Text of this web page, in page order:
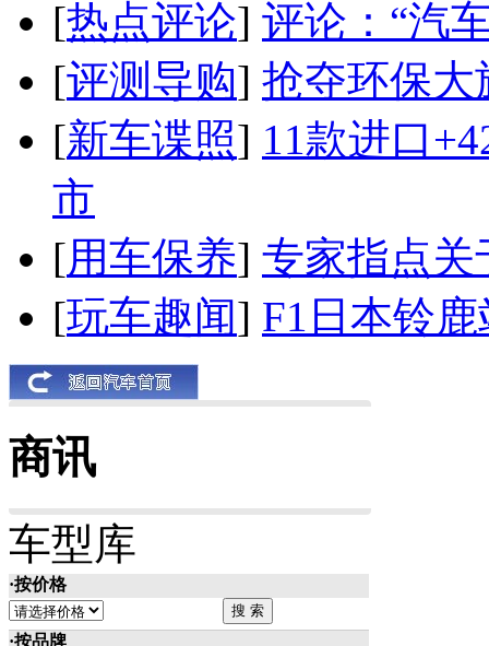
[热点评论] 评论：“汽
[评测导购] 抢夺环保大
[新车谍照] 11款进口
市
[用车保养] 专家指点关
[玩车趣闻] F1日本铃
商讯
车型库
·按价格
·按品牌